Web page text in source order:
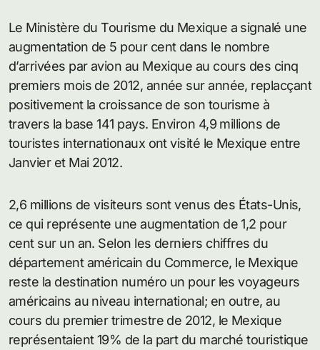
Le Ministère du Tourisme du Mexique a signalé une
augmentation de 5 pour cent dans le nombre
d’arrivées par avion au Mexique au cours des cinq
premiers mois de 2012, année sur année, replacçant
positivement la croissance de son tourisme à
travers la base 141 pays. Environ 4,9 millions de
touristes internationaux ont visité le Mexique entre
Janvier et Mai 2012.
2,6 millions de visiteurs sont venus des États-Unis,
ce qui représente une augmentation de 1,2 pour
cent sur ​​un an. Selon les derniers chiffres du
département américain du Commerce, le Mexique
reste la destination numéro un pour les voyageurs
américains au niveau international; en outre, au
cours du premier trimestre de 2012, le Mexique
représentaient 19% de la part du marché touristique